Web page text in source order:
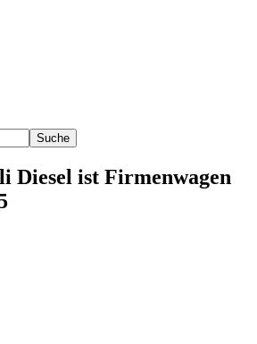
Diesel ist Firmenwagen